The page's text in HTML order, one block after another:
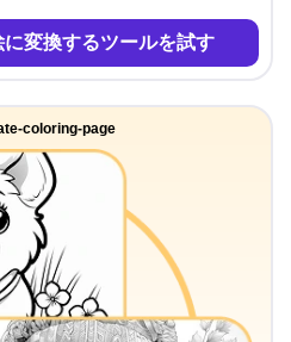
変換するツールを試す
coloring-page